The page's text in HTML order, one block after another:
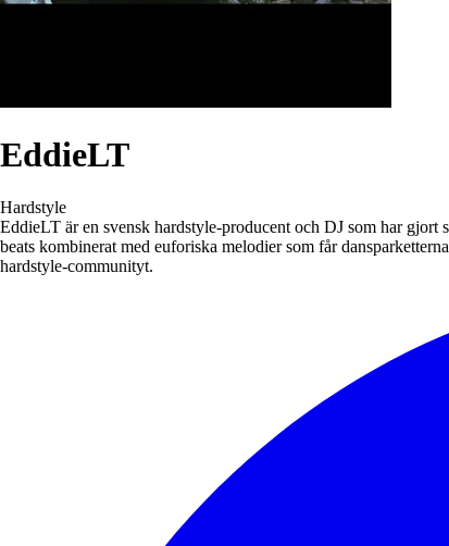
EddieLT
Hardstyle
EddieLT är en svensk hardstyle-producent och DJ som har gjort
beats kombinerat med euforiska melodier som får
hardstyle-communityt.